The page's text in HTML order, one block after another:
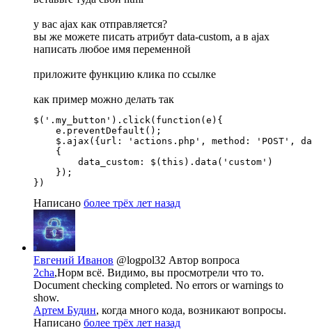
у вас ajax как отправляется?
вы же можете писать атрибут data-custom, а в ajax
написать любое имя переменной
приложите функцию клика по ссылке
как пример можно делать так
$('.my_button').click(function(e){
    e.preventDefault();
$.ajax({url: 'actions.php', method: 'POST',
    {
        data_custom: $(this).data('custom')
    });
})
Написано более трёх лет назад
Евгений Иванов @logpol32 Автор вопроса
2cha,Норм всё. Видимо, вы просмотрели что то.
Document checking completed. No errors or warnings to
show.
Артем Будин, когда много кода, возникают вопросы.
Написано более трёх лет назад